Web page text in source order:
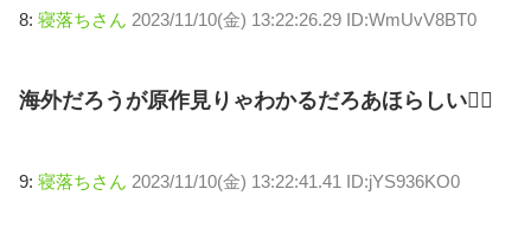
8: 寝落ちさん 2023/11/10(金) 13:22:26.29 ID:WmUvV8BT0
海外だろうが原作見りゃわかるだろあほらしい🤷‍♂
9: 寝落ちさん 2023/11/10(金) 13:22:41.41 ID:jYS936KO0